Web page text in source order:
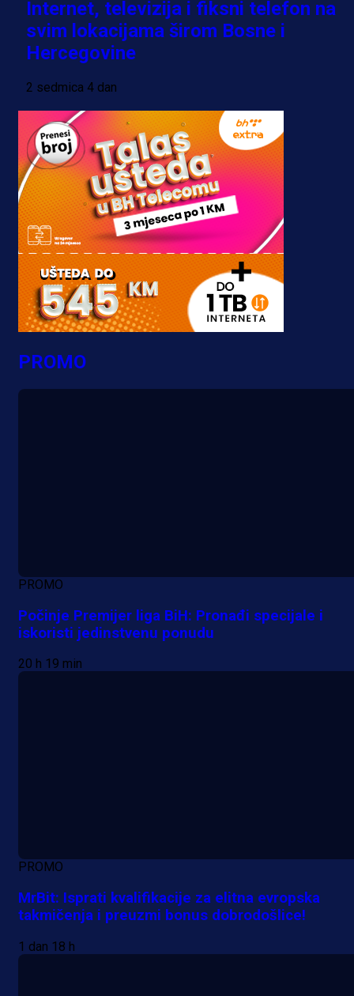
Internet, televizija i fiksni telefon na
svim lokacijama širom Bosne i
Hercegovine
2 sedmica 4 dan
PROMO
PROMO
Počinje Premijer liga BiH: Pronađi specijale i
iskoristi jedinstvenu ponudu
20 h 19 min
PROMO
MrBit: Isprati kvalifikacije za elitna evropska
takmičenja i preuzmi bonus dobrodošlice!
1 dan 18 h